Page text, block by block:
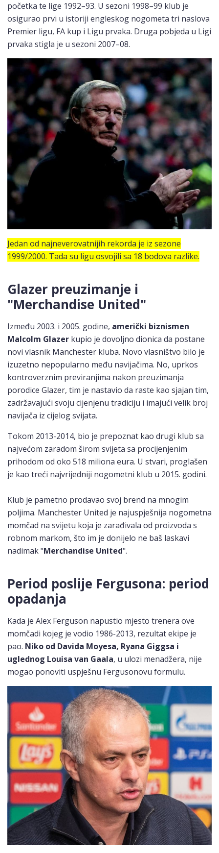
početka te lige 1992–93. U sezoni 1998–99 klub je
osigurao prvi u istoriji engleskog nogometa tri naslova
Premier ligu, FA kup i Ligu prvaka. Druga pobjeda u Ligi
prvaka stigla je u sezoni 2007–08.
Jedan od najneverovatnijih rekorda je iz sezone
1999/2000. Tada su ligu osvojili sa 18 bodova razlike.
Glazer preuzimanje i
"Merchandise United"
Između 2003. i 2005. godine, američki biznismen
Malcolm Glazer kupio je dovoljno dionica da postane
novi vlasnik Manchester kluba. Novo vlasništvo bilo je
izuzetno nepopularno među navijačima. No, uprkos
kontroverznim previranjima nakon preuzimanja
porodice Glazer, tim je nastavio da raste kao sjajan tim,
zadržavajući svoju cijenjenu tradiciju i imajući velik broj
navijača iz cijelog svijata.
Tokom 2013-2014, bio je prepoznat kao drugi klub sa
najvećom zaradom širom svijeta sa procijenjenim
prihodom od oko 518 miliona eura. U stvari, proglašen
je kao treći najvrijedniji nogometni klub u 2015. godini.
Klub je pametno prodavao svoj brend na mnogim
poljima. Manchester United je najuspješnija nogometna
momčad na svijetu koja je zarađivala od proizvoda s
robnom markom, što im je donijelo ne baš laskavi
nadimak "Merchandise United".
Period poslije Fergusona: period
opadanja
Kada je Alex Ferguson napustio mjesto trenera ove
momčadi kojeg je vodio 1986-2013, rezultat ekipe je
pao. Niko od Davida Moyesa, Ryana Giggsa i
uglednog Louisa van Gaala, u ulozi menadžera, nije
mogao ponoviti uspješnu Fergusonovu formulu.